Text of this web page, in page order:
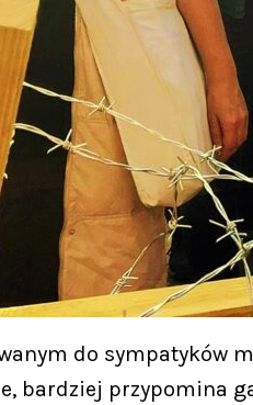
do sympatyków
bardziej przypomina